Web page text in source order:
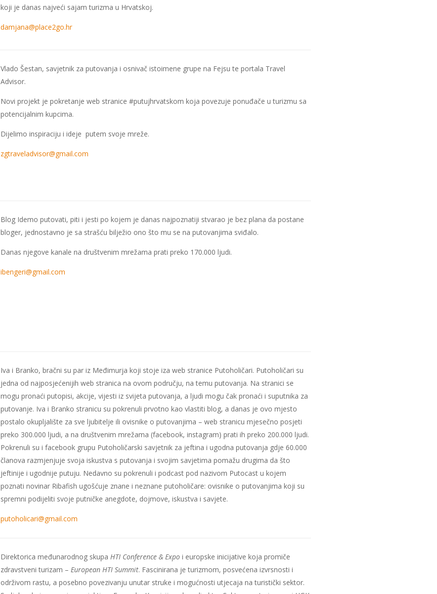
koji je danas najveći sajam turizma u Hrvatskoj.
damjana@place2go.hr
Vlado Šestan, savjetnik za putovanja i osnivač istoimene grupe na Fejsu te portala Travel
Advisor.
Novi projekt je pokretanje web stranice #putujhrvatskom koja povezuje ponuđače u turizmu sa
potencijalnim kupcima.
Dijelimo inspiraciju i ideje putem svoje mreže.
zgtraveladvisor@gmail.com
Blog Idemo putovati, piti i jesti po kojem je danas najpoznatiji stvarao je bez plana da postane
bloger, jednostavno je sa strašću bilježio ono što mu se na putovanjima sviđalo.
Danas njegove kanale na društvenim mrežama prati preko 170.000 ljudi.
ibengeri@gmail.com
Iva i Branko, bračni su par iz Međimurja koji stoje iza web stranice Putoholičari. Putoholičari su
jedna od najposjećenijih web stranica na ovom području, na temu putovanja. Na stranici se
mogu pronaći putopisi, akcije, vijesti iz svijeta putovanja, a ljudi mogu čak pronaći i suputnika za
putovanje. Iva i Branko stranicu su pokrenuli prvotno kao vlastiti blog, a danas je ovo mjesto
postalo okupljalište za sve ljubitelje ili ovisnike o putovanjima – web stranicu mjesečno posjeti
preko 300.000 ljudi, a na društvenim mrežama (facebook, instagram) prati ih preko 200.000 ljudi.
Pokrenuli su i facebook grupu Putoholičarski savjetnik za jeftina i ugodna putovanja gdje 60.000
članova razmjenjuje svoja iskustva s putovanja i svojim savjetima pomažu drugima da što
jeftinije i ugodnije putuju. Nedavno su pokrenuli i podcast pod nazivom Putocast u kojem
poznati novinar Ribafish ugošćuje znane i neznane putoholičare: ovisnike o putovanjima koji su
spremni podijeliti svoje putničke anegdote, dojmove, iskustva i savjete.
putoholicari@gmail.com
Direktorica međunarodnog skupaHTI Conference & Expo i europske inicijative koja promiče
zdravstveni turizam –European HTI Summit. Fascinirana je turizmom, posvećena izvrsnosti i
održivom rastu, a posebno povezivanju unutar struke i mogućnosti utjecaja na turistički sektor.